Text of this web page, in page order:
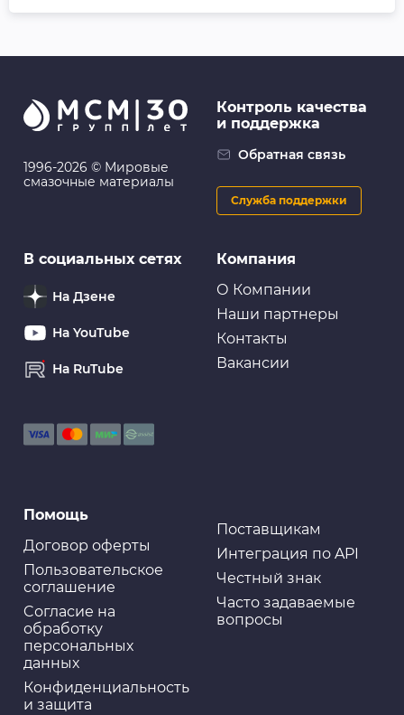
1996-2026 © Мировые
смазочные материалы
Компания
О Компании
Наши партнеры
Контакты
Вакансии
Помощь
Договор оферты
Пользовательское
соглашение
Cогласие на
обработку
персональных
данных
Конфиденциальность
и защита
Поставщикам
Интеграция по API
Честный знак
Часто задаваемые
вопросы
Контроль качества
и поддержка
Обратная связь
Служба поддержки
В социальных сетях
На Дзене
На YouTube
На RuTube